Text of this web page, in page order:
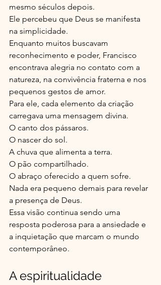
mesmo séculos depois.
Ele percebeu que Deus se manifesta
na simplicidade.
Enquanto muitos buscavam
reconhecimento e poder, Francisco
encontrava alegria no contato com a
natureza, na convivência fraterna e nos
pequenos gestos de amor.
Para ele, cada elemento da criação
carregava uma mensagem divina.
O canto dos pássaros.
O nascer do sol.
A chuva que alimenta a terra.
O pão compartilhado.
O abraço oferecido a quem sofre.
Nada era pequeno demais para revelar
a presença de Deus.
Essa visão continua sendo uma
resposta poderosa para a ansiedade e
a inquietação que marcam o mundo
contemporâneo.
A espiritualidade